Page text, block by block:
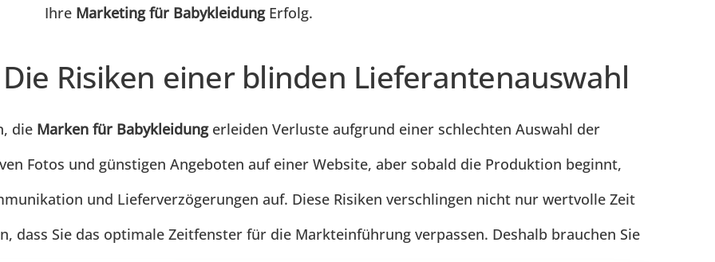
Ihre Marketing für BabykleidungErfolg.
Risiken einer blinden Lieferantenauswahl
die Marken für Babykleidungerleiden Verluste aufgrund einer schlechten Auswahl der
Fotos und günstigen Angeboten auf einer Website, aber sobald die Produktion beginnt,
und Lieferverzögerungen auf. Diese Risiken verschlingen nicht nur wertvolle Zeit
dass Sie das optimale Zeitfenster für die Markteinführung verpassen. Deshalb brauchen Sie